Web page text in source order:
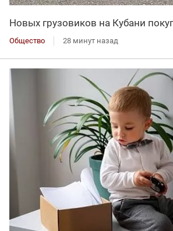
Новых грузовиков на Кубани
Общество 28 минут назад